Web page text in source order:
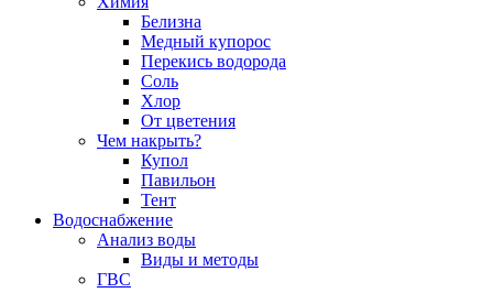
Белизна
Медный купорос
Перекись водорода
Соль
Хлор
От цветения
Чем накрыть?
Купол
Павильон
Тент
Водоснабжение
Анализ воды
Виды и методы
ГВС